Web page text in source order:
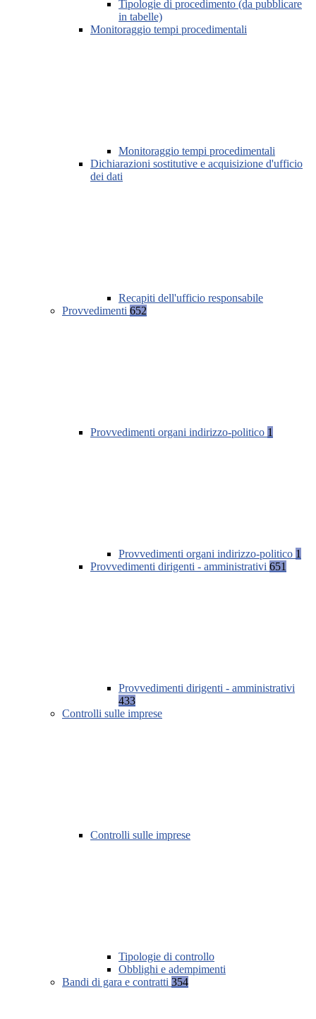
Tipologie di procedimento (da pubblicare
in tabelle)
Monitoraggio tempi procedimentali
Monitoraggio tempi procedimentali
Dichiarazioni sostitutive e acquisizione d'ufficio
dei dati
Recapiti dell'ufficio responsabile
Provvedimenti 652
Provvedimenti organi indirizzo-politico 1
Provvedimenti organi indirizzo-politico 1
Provvedimenti dirigenti - amministrativi 651
Provvedimenti dirigenti - amministrativi
433
Controlli sulle imprese
Controlli sulle imprese
Tipologie di controllo
Obblighi e adempimenti
Bandi di gara e contratti 354